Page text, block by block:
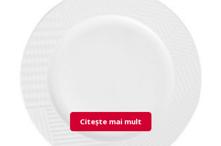
Citește mai mult